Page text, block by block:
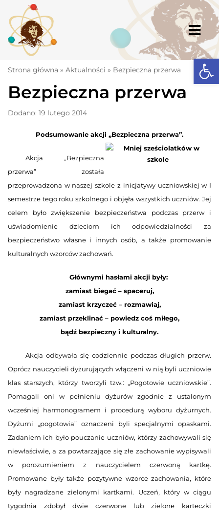
content
Strona główna
Aktualności
Komunikaty
Osiągnięcia
Warto wiedzieć
UKS „Millenium”
Strona główna » Aktualności » Bezpieczna przerwa
Bezpieczna przerwa
Dodano: 19 lutego 2014
Podsumowanie akcji „Bezpieczna przerwa”.
Akcja „Bezpieczna
przerwa” została
przeprowadzona w naszej szkole z inicjatywy uczniowskiej w I
semestrze tego roku szkolnego i objęła wszystkich uczniów. Jej
celem było zwiększenie bezpieczeństwa podczas przerw i
uświadomienie dzieciom ich odpowiedzialności za
bezpieczeństwo własne i innych osób, a także promowanie
kulturalnych wzorców zachowań.
Głównymi hasłami akcji były:
zamiast biegać – spaceruj,
zamiast krzyczeć – rozmawiaj,
zamiast przeklinać – powiedz coś miłego,
bądź bezpieczny i kulturalny.
Akcja odbywała się codziennie podczas długich przerw.
Oprócz nauczycieli dyżurujących włączeni w nią byli uczniowie
klas starszych, którzy tworzyli tzw.: „Pogotowie uczniowskie”.
Pomagali oni w pełnieniu dyżurów zgodnie z ustalonym
wcześniej harmonogramem i procedurą wyboru dyżurnych.
Dyżurni „pogotowia” oznaczeni byli specjalnymi opaskami.
Zadaniem ich było pouczanie uczniów, którzy zachowywali się
niewłaściwie, a za powtarzające się złe zachowanie wypisywali
w porozumieniem z nauczycielem czerwoną kartkę.
Promowane były także pozytywne wzorce zachowania, które
były nagradzane zielonymi kartkami. Uczeń, który w ciągu
tygodnia zdobył dwie czerwone lub zielone karteczki